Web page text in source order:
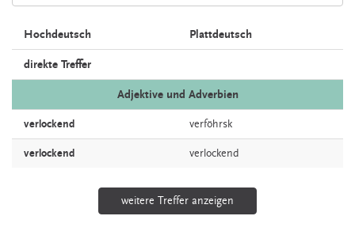
Hochdeutsch Plattdeutsch
direkte Treffer
Adjektive und Adverbien
verlockend verföhrsk
verlockend verlockend
weitere Treffer anzeigen